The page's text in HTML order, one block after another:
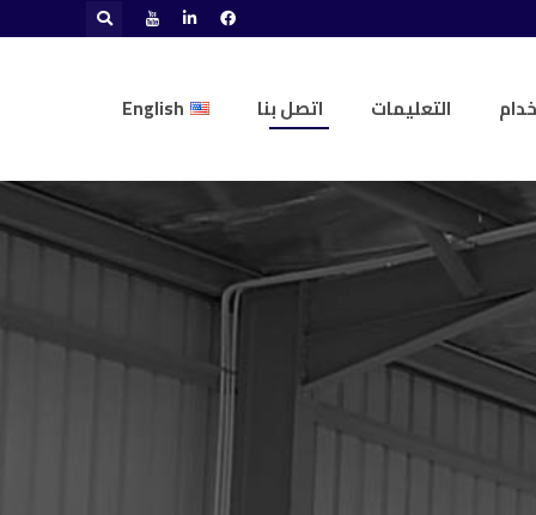
التعليمات اتصل بنا English